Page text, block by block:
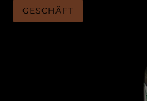
GESCHÄFT